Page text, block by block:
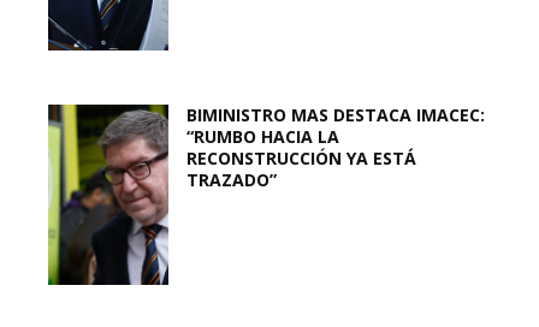
BIMINISTRO MAS DESTACA IMACEC:
“RUMBO HACIA LA
RECONSTRUCCIÓN YA ESTÁ
TRAZADO”